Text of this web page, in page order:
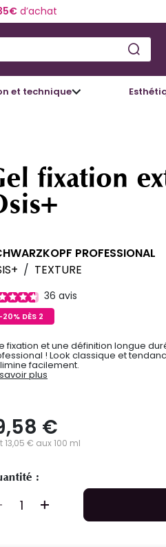
d’achat
et technique
fixation
PROFESSIONAL
/ TEXTURE
36 avis
DÈS 2
fixation et une définition longue
! Look classique et
facilement.
plus
€
13,05 € aux 100 ml
: